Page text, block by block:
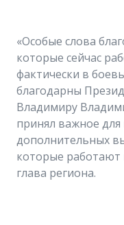
«Особые слова
которые сейчас
фактически в
благодарны
Владимиру
принял важное
дополнительных
которые работают
глава региона.